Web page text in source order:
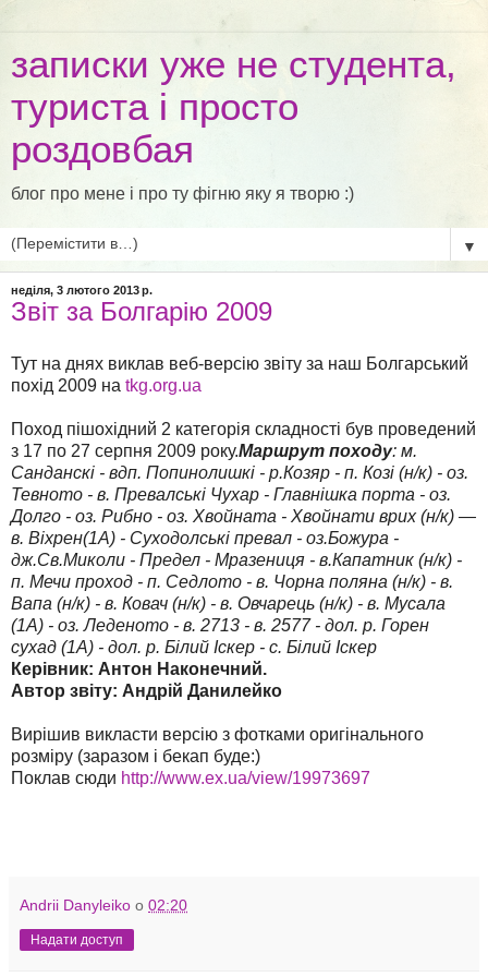
записки уже не студента,
туриста і просто
роздовбая
блог про мене і про ту фігню яку я творю :)
▼
неділя, 3 лютого 2013 р.
Звіт за Болгарію 2009
Тут на днях виклав веб-версію звіту за наш Болгарський
похід 2009 на tkg.org.ua
Поход пішохідний 2 категорія складності був проведений
з 17 по 27 серпня 2009 року.Маршрут походу: м.
Санданскі - вдп. Попинолишкі - р.Козяр - п. Козі (н/к) - оз.
Тевното - в. Превалські Чухар - Главнішка порта - оз.
Долго - оз. Рибно - оз. Хвойната - Хвойнати врих (н/к) —
в. Віхрен(1А) - Суходолські превал - оз.Божура -
дж.Св.Миколи - Предел - Мразениця - в.Капатник (н/к) -
п. Мечи проход - п. Седлото - в. Чорна поляна (н/к) - в.
Вапа (н/к) - в. Ковач (н/к) - в. Овчарець (н/к) - в. Мусала
(1А) - оз. Леденото - в. 2713 - в. 2577 - дол. р. Горен
сухад (1А) - дол. р. Білий Іскер - с. Білий Іскер
Керівник: Антон Наконечний.
Автор звіту: Андрій Данилейко
Вирішив викласти версію з фотками оригінального
розміру (заразом і бекап буде:)
Поклав сюди http://www.ex.ua/view/19973697
Andrii Danyleiko о 02:20
Надати доступ